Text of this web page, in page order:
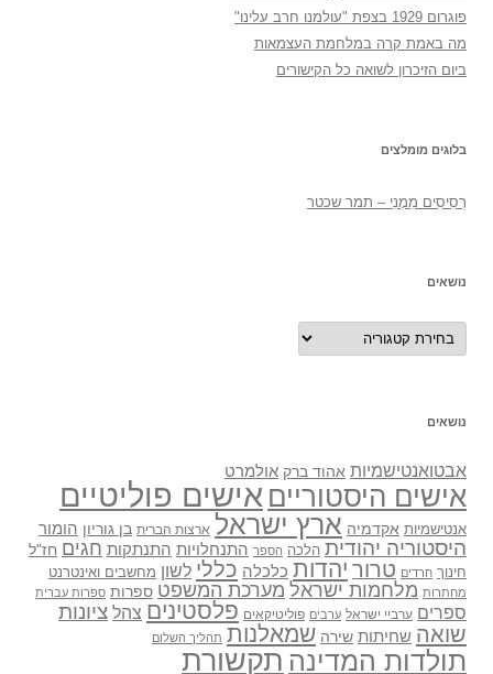
פוגרום 1929 בצפת "עולמנו חרב עלינו"
מה באמת קרה במלחמת העצמאות
ביום הזיכרון לשואה כל הקישורים
בלוגים מומלצים
רְסִיסִים מִמֶנִי – תמר שכטר
נושאים
נושאים
נושאים
אבטואנטישמיות אהוד ברק אולמרט
אישים היסטוריים אישים פוליטיים
אנטישמיות אקדמיה ארץ ישראל ארצות הברית בן גוריון הומור
היסטוריה יהודית הלכה הספר התנחלויות התנתקות חגים חז"ל
חינוך חרדים טרור יהדות כלכלה כללי לשון מחשבים ואינטרנט
מחתרות מלחמות ישראל מערכת המשפט ספרות ספרות עברית
ספרים ערביי ישראל ערבים פוליטיקאים פלסטינים צהל ציונות
שואה שחיתות שירה שמאלנות תהליך השלום
תולדות המדינה תקשורת